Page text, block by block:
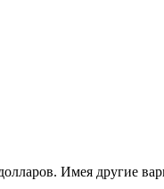
Имея другие